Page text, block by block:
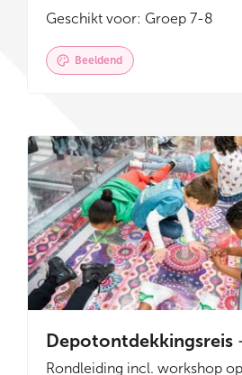
Geschikt voor: Groep 7-8
Beeldend
Depotontdekkingsreis
Rondleiding incl. workshop